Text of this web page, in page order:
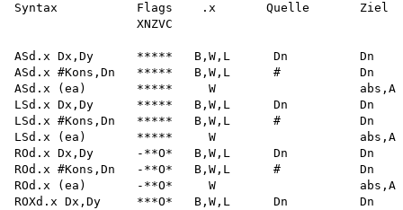
Syntax           Flags    .x       Quelle       Ziel
                 XNZVC
ASd.x Dx,Dy      *****   B,W,L      Dn          Dn
ASd.x #Kons,Dn   *****   B,W,L      #           Dn
ASd.x (ea)       *****     W
LSd.x Dx,Dy      *****   B,W,L      Dn          Dn
LSd.x #Kons,Dn   *****   B,W,L      #           Dn
LSd.x (ea)       *****     W
ROd.x Dx,Dy      -**O*   B,W,L      Dn          Dn
ROd.x #Kons,Dn   -**O*   B,W,L      #           Dn
ROd.x (ea)       -**O*     W
ROXd.x Dx,Dy     ***O*   B,W,L      Dn          Dn